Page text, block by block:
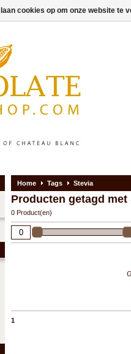
Home Tags Stevia
Producten getagd met
0 Product(en)
1
cookies op om onze website te